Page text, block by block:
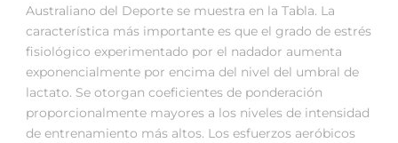
Australiano del Deporte se muestra en la Tabla. La
característica más importante es que el grado de estrés
fisiológico experimentado por el nadador aumenta
exponencialmente por encima del nivel del umbral de
lactato. Se otorgan coeficientes de ponderación
proporcionalmente mayores a los niveles de intensidad
de entrenamiento más altos. Los esfuerzos aeróbicos